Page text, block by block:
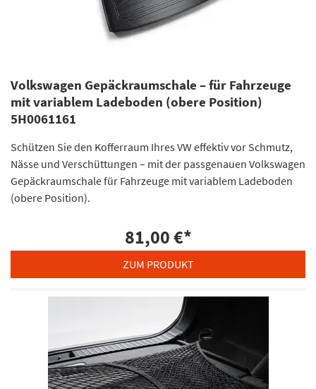
Volkswagen Gepäckraumschale – für Fahrzeuge
mit variablem Ladeboden (obere Position)
5H0061161
Schützen Sie den Kofferraum Ihres VW effektiv vor Schmutz,
Nässe und Verschüttungen – mit der passgenauen Volkswagen
Gepäckraumschale für Fahrzeuge mit variablem Ladeboden
(obere Position).
81,00 €*
ZUM PRODUKT